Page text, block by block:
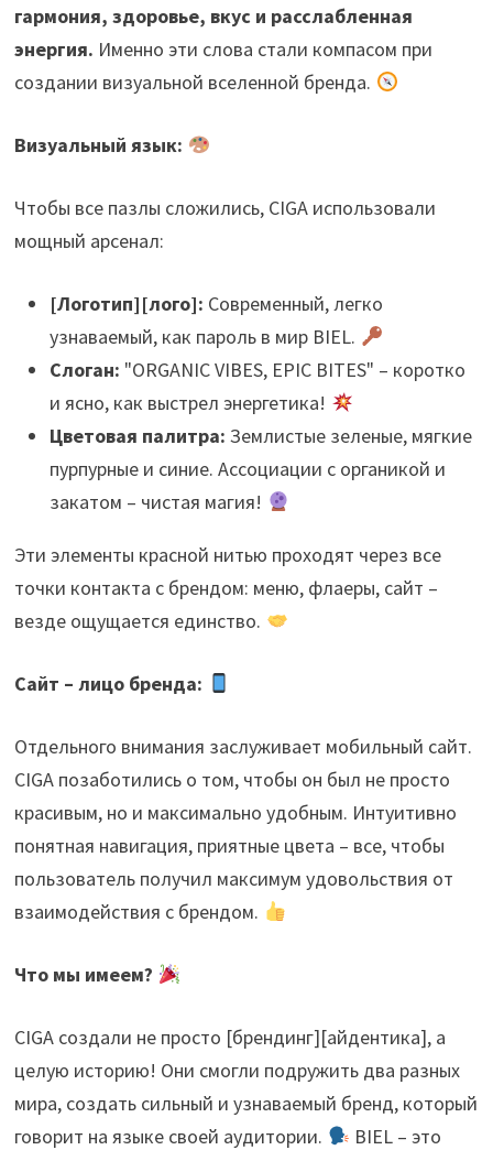
гармония, здоровье, вкус и расслабленная
энергия. Именно эти слова стали компасом при
создании визуальной вселенной бренда.
Визуальный язык:
Чтобы все пазлы сложились, CIGA использовали
мощный арсенал:
[Логотип][лого]: Современный, легко
узнаваемый, как пароль в мир BIEL.
Слоган: "ORGANIC VIBES, EPIC BITES" – коротко
и ясно, как выстрел энергетика!
Цветовая палитра: Землистые зеленые, мягкие
пурпурные и синие. Ассоциации с органикой и
закатом – чистая магия!
Эти элементы красной нитью проходят через все
точки контакта с брендом: меню, флаеры, сайт –
везде ощущается единство.
Сайт – лицо бренда:
Отдельного внимания заслуживает мобильный сайт.
CIGA позаботились о том, чтобы он был не просто
красивым, но и максимально удобным. Интуитивно
понятная навигация, приятные цвета – все, чтобы
пользователь получил максимум удовольствия от
взаимодействия с брендом.
Что мы имеем?
CIGA создали не просто [брендинг][айдентика], а
целую историю! Они смогли подружить два разных
мира, создать сильный и узнаваемый бренд, который
говорит на языке своей аудитории.
BIEL – это